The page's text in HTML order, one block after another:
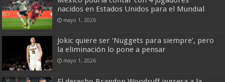
nacidos en Estados Unidos para el Mundial
mayo 1, 2026
Jokic quiere ser ‘Nuggets para siempre’, pero
la eliminación lo pone a pensar
mayo 1, 2026